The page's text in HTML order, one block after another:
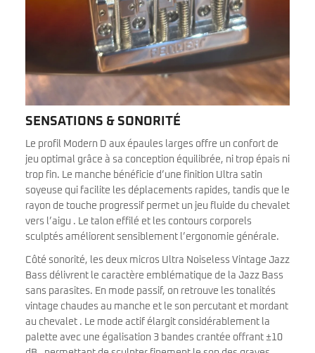
SENSATIONS & SONORITÉ
Le profil Modern D aux épaules larges offre un confort de
jeu optimal grâce à sa conception équilibrée, ni trop épais ni
trop fin. Le manche bénéficie d’une finition Ultra satin
soyeuse qui facilite les déplacements rapides, tandis que le
rayon de touche progressif permet un jeu fluide du chevalet
vers l’aigu . Le talon effilé et les contours corporels
sculptés améliorent sensiblement l’ergonomie générale.
Côté sonorité, les deux micros Ultra Noiseless Vintage Jazz
Bass délivrent le caractère emblématique de la Jazz Bass
sans parasites. En mode passif, on retrouve les tonalités
vintage chaudes au manche et le son percutant et mordant
au chevalet . Le mode actif élargit considérablement la
palette avec une égalisation 3 bandes crantée offrant ±10